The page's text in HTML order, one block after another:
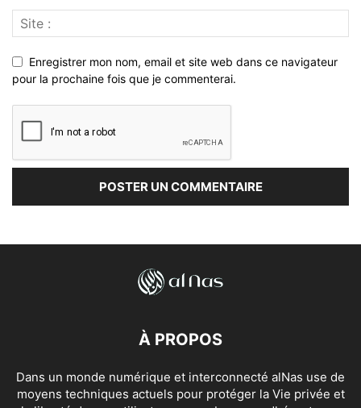
Enregistrer mon nom, email et site web dans ce navigateur
pour la prochaine fois que je commenterai.
À PROPOS
Dans un monde numérique et interconnecté alNas use de
moyens techniques actuels pour protéger la Vie privée et